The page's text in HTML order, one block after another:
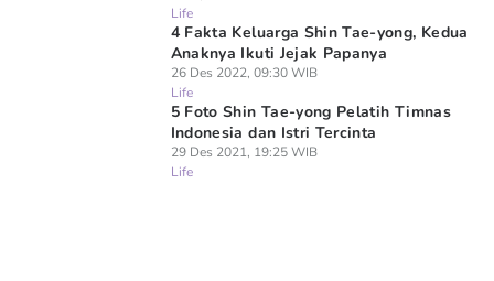
Life
4 Fakta Keluarga Shin Tae-yong, Kedua
Anaknya Ikuti Jejak Papanya
26 Des 2022, 09:30 WIB
Life
5 Foto Shin Tae-yong Pelatih Timnas
Indonesia dan Istri Tercinta
29 Des 2021, 19:25 WIB
Life